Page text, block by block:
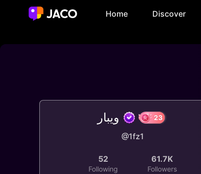
Home Discover
ويبار
@1fz1
52
Following
61.7K
Followers